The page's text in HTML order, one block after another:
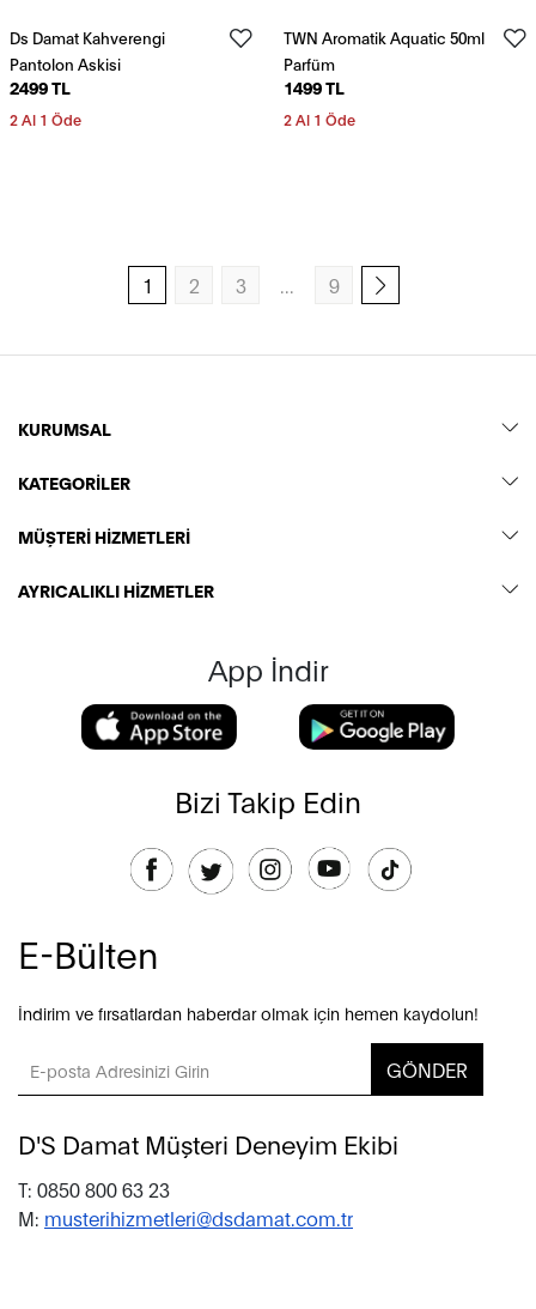
Ds Damat Kahverengi
Pantolon Askisi
2499 TL
2 Al 1 Öde
TWN Aromatik Aquatic 50ml
Parfüm
1499 TL
2 Al 1 Öde
1 2 3 9 Sonraki sayfa
KURUMSAL
KATEGORİLER
MÜŞTERİ HİZMETLERİ
AYRICALIKLI HİZMETLER
App İndir
Bizi Takip Edin
E-Bülten
İndirim ve fırsatlardan haberdar olmak için hemen kaydolun!
GÖNDER
D'S Damat Müşteri Deneyim Ekibi
T: 0850 800 63 23
M: musterihizmetleri@dsdamat.com.tr